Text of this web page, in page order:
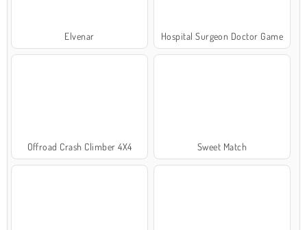
Elvenar Hospital Surgeon Doctor Game
Offroad Crash Climber 4X4 Sweet Match